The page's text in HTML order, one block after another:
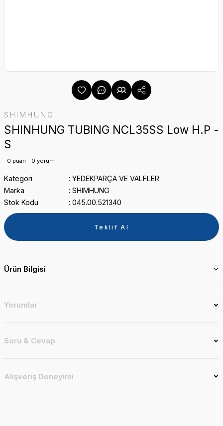
SHIMHUNG
SHINHUNG TUBING NCL35SS Low H.P -
S
0 puan - 0 yorum
Kategori
YEDEKPARÇA VE VALFLER
Marka
SHIMHUNG
Stok Kodu
045.00.521340
Teklif Al
Ürün Bilgisi
Yorumlar
Soru & Cevap
Alışveriş Deneyimi